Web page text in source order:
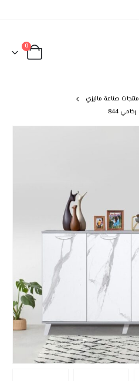
0
منتجات صناعة ماليزي